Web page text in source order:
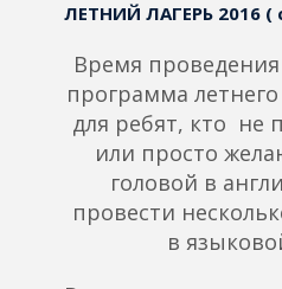
ЛЕТНИЙ ЛАГЕРЬ 2016 (
Время проведения
программа
для ребят, кто не
или просто
головой в
провести
в